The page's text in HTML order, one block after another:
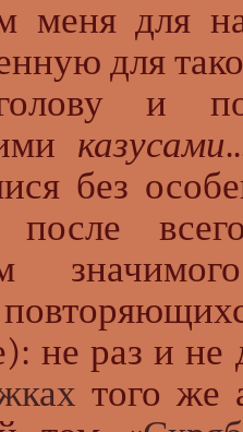
меня для
для
и
казусами
без
после
не раз и
того же